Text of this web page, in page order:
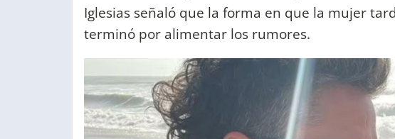
Iglesias señaló que la forma en que la mujer
terminó por alimentar los rumores.